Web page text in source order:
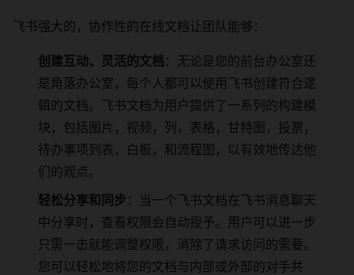
飞书强大的，协作性的在线文档让团队能够：
创建互动、灵活的文档 ：无论是您的前台办公室还
是角落办公室，每个人都可以使用飞书创建符合逻
辑的文档。飞书文档为用户提供了一系列的构建模
块，包括图片，视频，列，表格，甘特图，投票，
待办事项列表，白板，和流程图，以有效地传达他
们的观点。
轻松分享和同步 ：当一个飞书文档在飞书消息聊天
中分享时，查看权限会自动授予。用户可以进一步
只需一击就能调整权限，消除了请求访问的需要。
您可以轻松地将您的文档与内部或外部的对手共